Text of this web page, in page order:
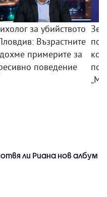
за убийството
Възрастните
примерите за
поведение
ли Риана нов албум